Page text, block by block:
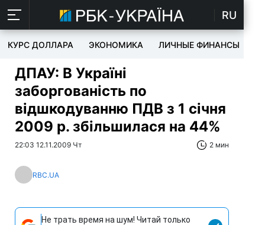
RU
КУРС ДОЛЛАРА ЭКОНОМИКА ЛИЧНЫЕ ФИНАНСЫ
ДПАУ: В Україні
заборгованість по
відшкодуванню ПДВ з 1 січня
2009 р. збільшилася на 44%
22:03 12.11.2009 Чт 2 мин
RBC.UA
Не трать время на шум! Читай только